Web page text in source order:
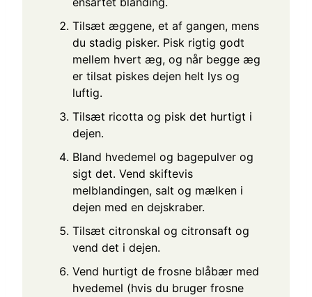
Tilsæt æggene, et af gangen, mens
du stadig pisker. Pisk rigtig godt
mellem hvert æg, og når begge æg
er tilsat piskes dejen helt lys og
luftig.
Tilsæt ricotta og pisk det hurtigt i
dejen.
Bland hvedemel og bagepulver og
sigt det. Vend skiftevis
melblandingen, salt og mælken i
dejen med en dejskraber.
Tilsæt citronskal og citronsaft og
vend det i dejen.
Vend hurtigt de frosne blåbær med
hvedemel (hvis du bruger frosne